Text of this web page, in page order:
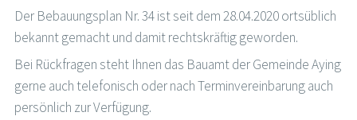
Der Bebauungsplan Nr. 34 ist seit dem 28.04.2020 ortsüblich
bekannt gemacht und damit rechtskräftig geworden.
Bei Rückfragen steht Ihnen das Bauamt der Gemeinde Aying
gerne auch telefonisch oder nach Terminvereinbarung auch
persönlich zur Verfügung.